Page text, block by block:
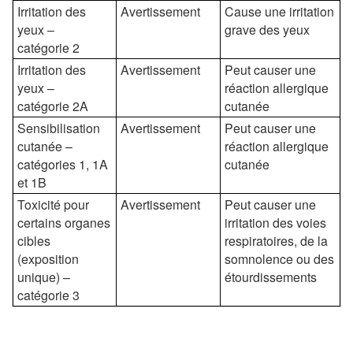
Irritation des
yeux –
catégorie 2
Avertissement
Cause une irritation
grave des yeux
Irritation des
yeux –
catégorie 2A
Avertissement
Peut causer une
réaction allergique
cutanée
Sensibilisation
cutanée –
catégories 1, 1A
et 1B
Avertissement
Peut causer une
réaction allergique
cutanée
Toxicité pour
certains organes
cibles
(exposition
unique) –
catégorie 3
Avertissement
Peut causer une
irritation des voies
respiratoires, de la
somnolence ou des
étourdissements